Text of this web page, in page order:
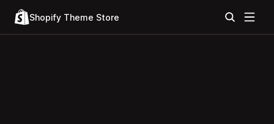
Shopify Theme Store